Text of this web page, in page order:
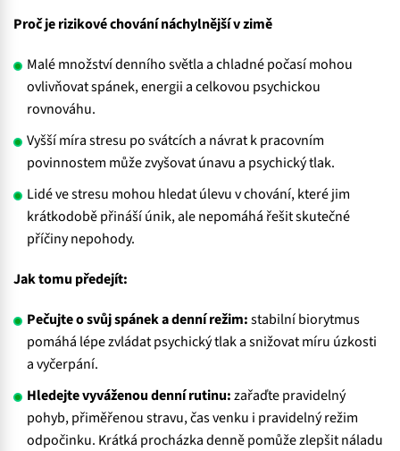
Proč je rizikové chování náchylnější v zimě
Malé množství denního světla a chladné počasí mohou
ovlivňovat spánek, energii a celkovou psychickou
rovnováhu.
Vyšší míra stresu po svátcích a návrat k pracovním
povinnostem může zvyšovat únavu a psychický tlak.
Lidé ve stresu mohou hledat úlevu v chování, které jim
krátkodobě přináší únik, ale nepomáhá řešit skutečné
příčiny nepohody.
Jak tomu předejít:
Pečujte o svůj spánek a denní režim:stabilní biorytmus
pomáhá lépe zvládat psychický tlak a snižovat míru úzkosti
a vyčerpání.
Hledejte vyváženou denní rutinu:zařaďte pravidelný
pohyb, přiměřenou stravu, čas venku i pravidelný režim
odpočinku. Krátká procházka denně pomůže zlepšit náladu